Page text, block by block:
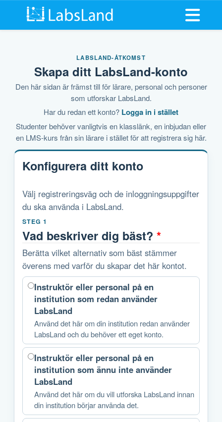
Öppna
LABSLAND-ÅTKOMST
Skapa ditt LabsLand-konto
Den här sidan är främst till för lärare, personal och personer
som utforskar LabsLand.
Har du redan ett konto? Logga in i stället
Studenter behöver vanligtvis en klasslänk, en inbjudan eller
en LMS-kurs från sin lärare i stället för att registrera sig här.
Konfigurera ditt konto
Välj registreringsväg och de inloggningsuppgifter
du ska använda i LabsLand.
STEG 1
Vad beskriver dig bäst? *
Berätta vilket alternativ som bäst stämmer
överens med varför du skapar det här kontot.
Instruktör eller personal på en
institution som redan använder
LabsLand
Använd det här om din institution redan använder
LabsLand och du behöver ett eget konto.
Instruktör eller personal på en
institution som ännu inte använder
LabsLand
Använd det här om du vill utforska LabsLand innan
din institution börjar använda det.